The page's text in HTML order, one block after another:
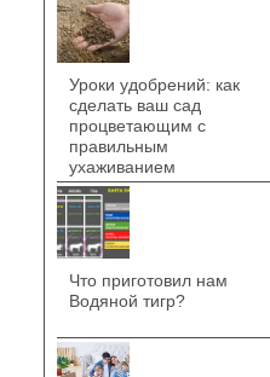
Уроки удобрений: как
сделать ваш сад
процветающим с
правильным
ухаживанием
Что приготовил нам
Водяной тигр?